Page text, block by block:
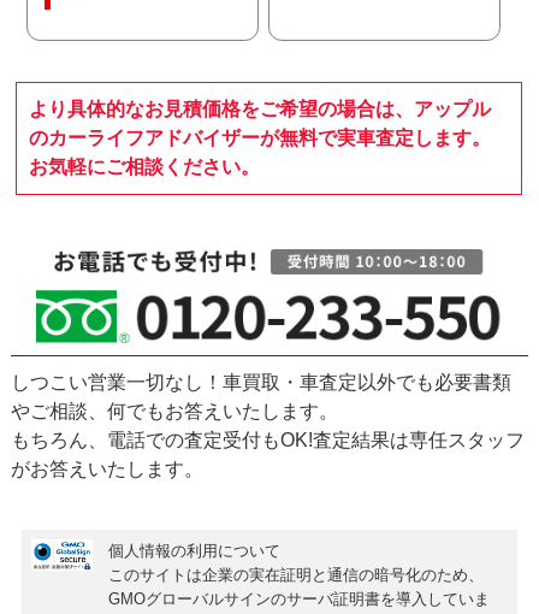
より具体的なお見積価格をご希望の場合は、アップル
のカーライフアドバイザーが無料で実車査定します。
お気軽にご相談ください。
しつこい営業一切なし！車買取・車査定以外でも必要書類
やご相談、何でもお答えいたします。
もちろん、 電話での査定受付もOK!査定結果は専任スタッフ
がお答えいたします。
個人情報の利用について
このサイトは企業の実在証明と通信の暗号化のため、
GMOグローバルサインのサーバ証明書を導入していま